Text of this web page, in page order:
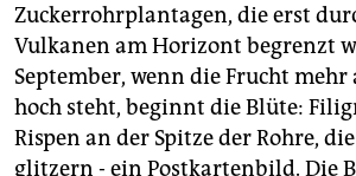
Zuckerrohrplantagen, die erst
Vulkanen am Horizont begrenzt
September, wenn die Frucht
hoch steht, beginnt die Blüte:
Rispen an der Spitze der Rohre,
glitzern - ein Postkartenbild. Die